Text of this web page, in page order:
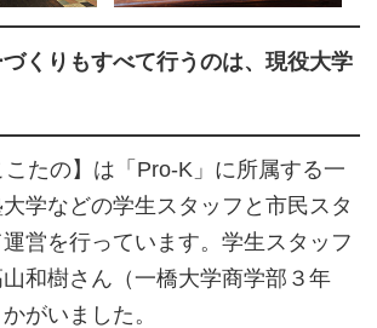
くりもすべて行うのは、現役大学
たの】は「Pro-K」に所属する一
学などの学生スタッフと市民スタ
営を行っています。学生スタッフ
和樹さん（一橋大学商学部３年
がいました。